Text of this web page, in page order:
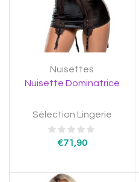
Nuisettes
Nuisette Dominatrice
Sélection Lingerie
€71,90